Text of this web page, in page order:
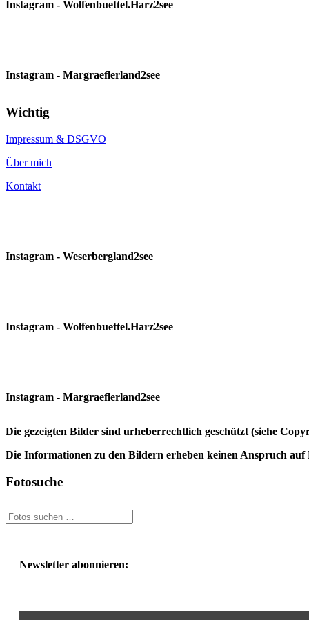
Instagram - Wolfenbuettel.Harz2see
Instagram - Margraeflerland2see
Wichtig
Impressum & DSGVO
Über mich
Kontakt
Instagram - Weserbergland2see
Instagram - Wolfenbuettel.Harz2see
Instagram - Margraeflerland2see
Die gezeigten Bilder sind urheberrechtlich geschützt (siehe
Die Informationen zu den Bildern erheben keinen Anspruch
Fotosuche
Newsletter abonnieren: